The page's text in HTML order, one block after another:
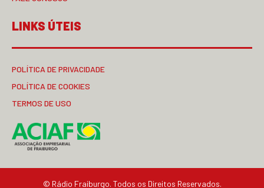
LINKS ÚTEIS
POLÍTICA DE PRIVACIDADE
POLÍTICA DE COOKIES
TERMOS DE USO
© Rádio Fraiburgo. Todos os Direitos Reservados.